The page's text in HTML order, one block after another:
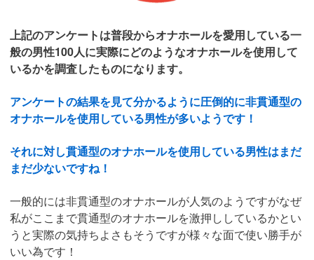
上記のアンケートは普段からオナホールを愛用している一
般の男性100人に実際にどのようなオナホールを使用して
いるかを調査したものになります。
アンケートの結果を見て分かるように圧倒的に非貫通型の
オナホールを使用している男性が多いようです！
それに対し貫通型のオナホールを使用している男性はまだ
まだ少ないですね！
一般的には非貫通型のオナホールが人気のようですがなぜ
私がここまで貫通型のオナホールを激押ししているかとい
うと実際の気持ちよさもそうですが様々な面で使い勝手が
いい為です！